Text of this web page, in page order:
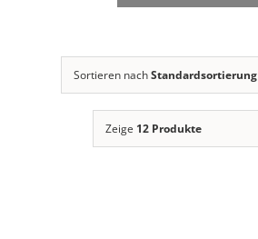
Sortieren nachStandardsortierung
Zeige 12 Produkte